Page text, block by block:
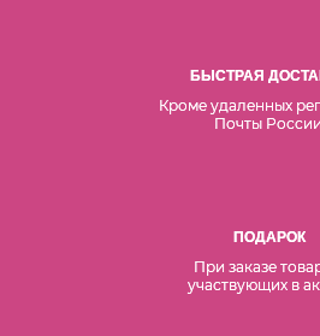
БЫСТРАЯ
Кроме удаленных
Почты России.
ПОДАРОК
При заказе
участвующих в